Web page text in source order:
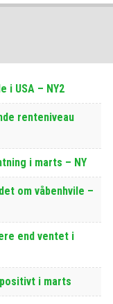
i USA – NY2
renteniveau
i marts – NY
om våbenhvile –
end ventet i
i marts